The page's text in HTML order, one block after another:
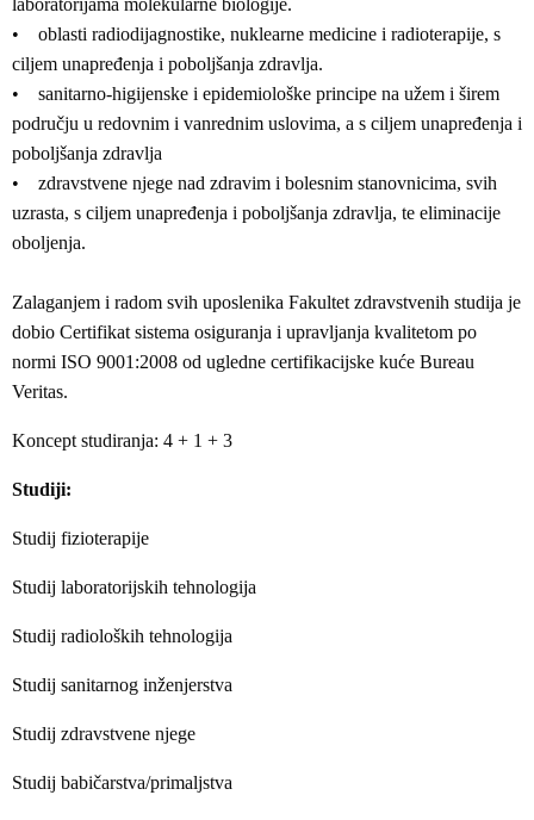
laboratorijama molekularne biologije.
• oblasti radiodijagnostike, nuklearne medicine i radioterapije, s
ciljem unapređenja i poboljšanja zdravlja.
• sanitarno-higijenske i epidemiološke principe na užem i širem
području u redovnim i vanrednim uslovima, a s ciljem unapređenja i
poboljšanja zdravlja
• zdravstvene njege nad zdravim i bolesnim stanovnicima, svih
uzrasta, s ciljem unapređenja i poboljšanja zdravlja, te eliminacije
oboljenja.
Zalaganjem i radom svih uposlenika Fakultet zdravstvenih studija je
dobio Certifikat sistema osiguranja i upravljanja kvalitetom po
normi ISO 9001:2008 od ugledne certifikacijske kuće Bureau
Veritas.
Koncept studiranja: 4 + 1 + 3
Studiji:
Studij fizioterapije
Studij laboratorijskih tehnologija
Studij radioloških tehnologija
Studij sanitarnog inženjerstva
Studij zdravstvene njege
Studij babičarstva/primaljstva